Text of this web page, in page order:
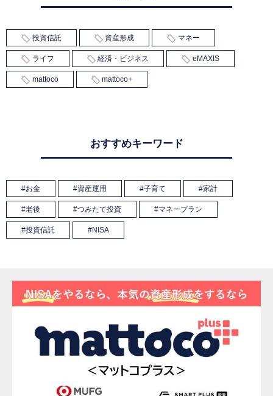
投資信託 資産形成 マネー
ライフ 経済・ビジネス eMAXIS
mattoco mattoco+
おすすめキーワード
お金 資産運用 子育て 家計
老後 つみたて投資 マネープラン
投資信託 NISA